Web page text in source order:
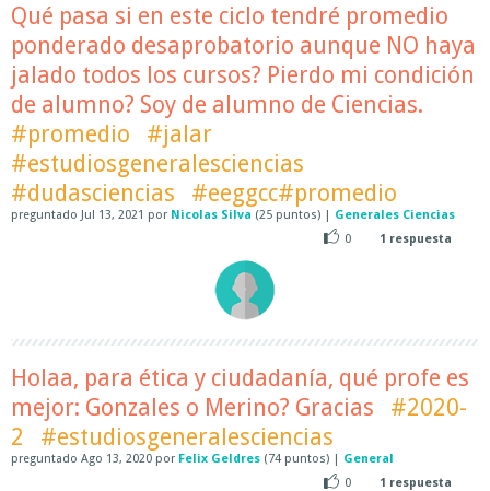
Qué pasa si en este ciclo tendré promedio
ponderado desaprobatorio aunque NO haya
jalado todos los cursos? Pierdo mi condición
de alumno? Soy de alumno de Ciencias.
#promedio
#jalar
#estudiosgeneralesciencias
#dudasciencias
#eeggcc#promedio
preguntado Jul 13, 2021 por Nicolas Silva (25 puntos) | Generales Ciencias
0
1 respuesta
Holaa, para ética y ciudadanía, qué profe es
mejor: Gonzales o Merino? Gracias
#2020-
2
#estudiosgeneralesciencias
preguntado Ago 13, 2020 por Felix Geldres (74 puntos) | General
0
1 respuesta